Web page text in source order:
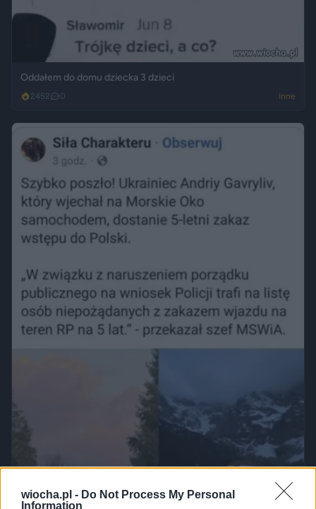
wiocha.pl - Do Not Process My Personal
Information
Oddałem do domu dziecka 3 dzieci
2452 0 Inne